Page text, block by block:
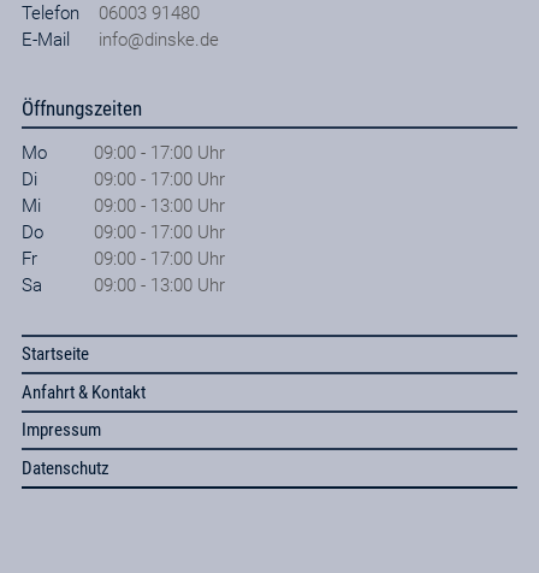
Telefon
06003 91480
E-Mail
info@dinske.de
Öffnungszeiten
Mo
09:00 - 17:00 Uhr
Di
09:00 - 17:00 Uhr
Mi
09:00 - 13:00 Uhr
Do
09:00 - 17:00 Uhr
Fr
09:00 - 17:00 Uhr
Sa
09:00 - 13:00 Uhr
Startseite
Anfahrt & Kontakt
Impressum
Datenschutz